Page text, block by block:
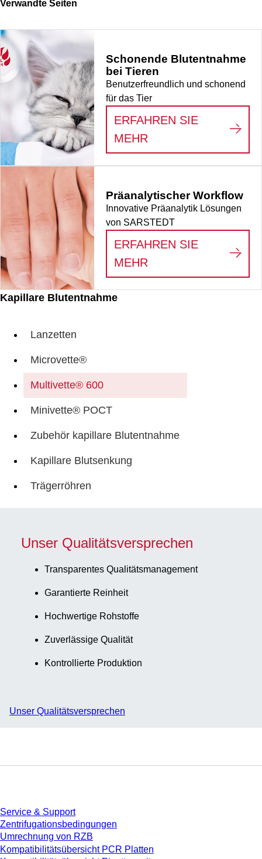
Kapillare Blutentnahme
Lanzetten
Microvette®
Multivette® 600
Minivette® POCT
Zubehör kapillare Blutentnahme
Kapillare Blutsenkung
Trägerröhren
Verwandte Seiten
Schonende Blutentnahme
bei Tieren
Benutzerfreundlich und schonend
für das Tier
ERFAHREN SIE
MEHR
SCHONENDE
Präanalytischer Workflow
Innovative Präanalytik Lösungen
von SARSTEDT
ERFAHREN SIE
MEHR
Unser Qualitätsversprechen
Transparentes Qualitätsmanagement
Garantierte Reinheit
Hochwertige Rohstoffe
Zuverlässige Qualität
Kontrollierte Produktion
Unser Qualitätsversprechen
Service & Support
Zentrifugationsbedingungen
Umrechnung von RZB
Kompatibilitätsübersicht PCR Platten